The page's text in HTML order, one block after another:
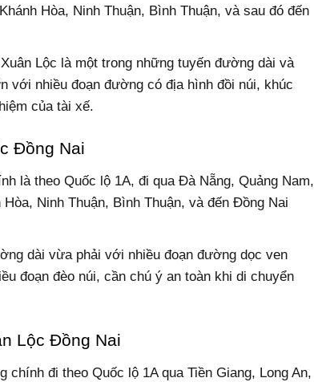
Hòa, Ninh Thuận, Bình Thuận, và sau đó đến
Lộc là một trong những tuyến đường dài và
với nhiều đoạn đường có địa hình đồi núi, khúc
của tài xế.
Đồng Nai
là theo Quốc lộ 1A, đi qua Đà Nẵng, Quảng Nam,
Ninh Thuận, Bình Thuận, và đến Đồng Nai
dài vừa phải với nhiều đoạn đường dọc ven
đoạn đèo núi, cần chú ý an toàn khi di chuyển
Lộc Đồng Nai
đi theo Quốc lộ 1A qua Tiền Giang, Long An,